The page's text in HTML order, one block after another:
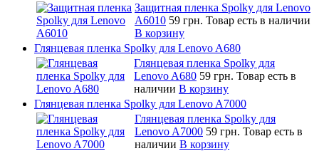
Защитная пленка Spolky для Lenovo
A6010 59 грн. Товар есть в наличии
В корзину
Глянцевая пленка Spolky для Lenovo A680
Глянцевая пленка Spolky для
Lenovo A680 59 грн. Товар есть в
наличии В корзину
Глянцевая пленка Spolky для Lenovo A7000
Глянцевая пленка Spolky для
Lenovo A7000 59 грн. Товар есть в
наличии В корзину